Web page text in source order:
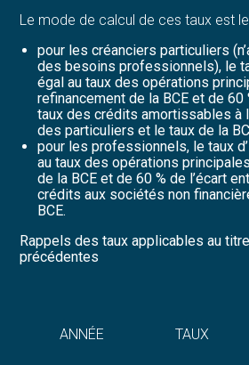
Le mode de calcul de ces taux est
pour les créanciers particuliers
des besoins professionnels), le
égal au taux des opérations
refinancement de la BCE et de 60
taux des crédits amortissables à
des particuliers et le taux de la
pour les professionnels, le taux
au taux des opérations
de la BCE et de 60 % de l’écart
crédits aux sociétés non
BCE.
Rappels des taux applicables au
précédentes
ANNÉE TAUX